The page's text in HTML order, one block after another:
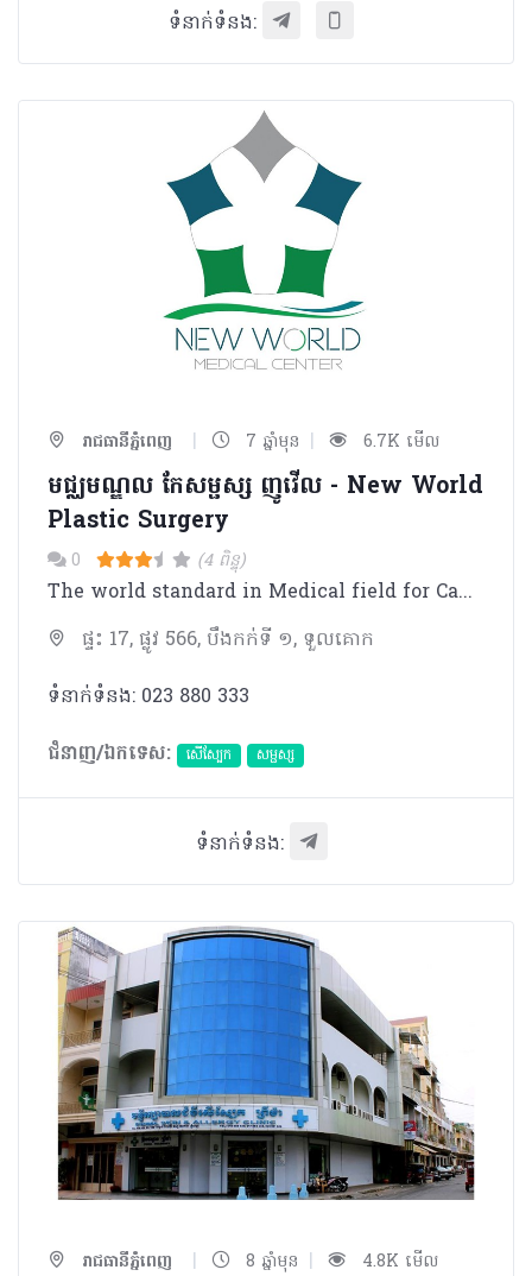
ទំនាក់ទំនង:
រាជធានីភ្នំពេញ | 7 ឆ្នាំមុន | 6.7K មើល
មជ្ឈមណ្ឌល កែសម្ផស្ស ញូវើល - New World
Plastic Surgery
0 (4 ពិន្ទុ)
The world standard in Medical field for Cambodia
ផ្ទះ 17, ផ្លូវ 566, បឹងកក់ទី ១, ទួលគោក
ទំនាក់ទំនង: 023 880 333
ជំនាញ/ឯកទេស:
សើស្បែក សម្ផស្ស
ទំនាក់ទំនង:
រាជធានីភ្នំពេញ | 8 ឆ្នាំមុន | 4.8K មើល